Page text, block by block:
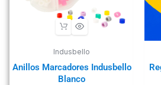
Indusbello
Anillos Marcadores Indusbello
Blanco